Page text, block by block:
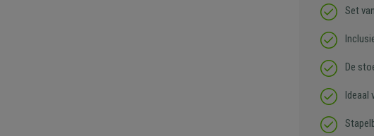
Set
De
Ideaal